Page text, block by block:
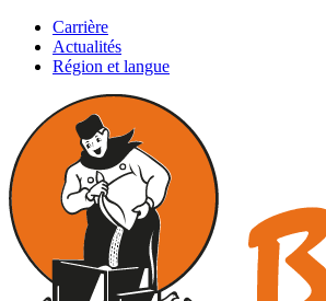
Carrière
Actualités
Région et langue